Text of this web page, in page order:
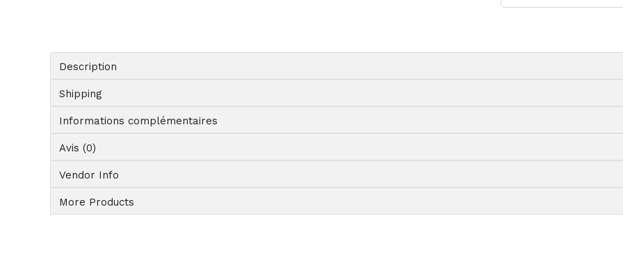
Description
Shipping
Informations complémentaires
Avis (0)
Vendor Info
More Products